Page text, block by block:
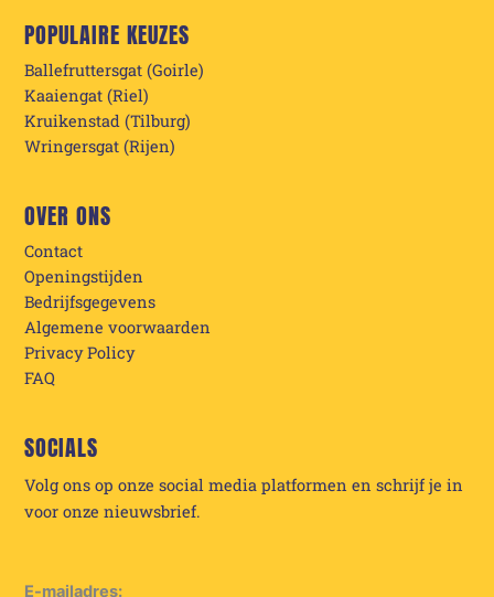
POPULAIRE KEUZES
Ballefruttersgat (Goirle)
Kaaiengat (Riel)
Kruikenstad (Tilburg)
Wringersgat (Rijen)
OVER ONS
Contact
Openingstijden
Bedrijfsgegevens
Algemene voorwaarden
Privacy Policy
FAQ
SOCIALS
Volg ons op onze social media platformen en schrijf je in
voor onze nieuwsbrief.
E-mailadres: